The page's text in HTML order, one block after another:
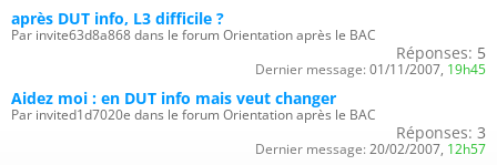
après DUT info, L3 difficile ?
Par invite63d8a868 dans le forum Orientation après le BAC
Réponses: 5
Dernier message: 01/11/2007, 19h45
Aidez moi : en DUT info mais veut changer
Par invited1d7020e dans le forum Orientation après le BAC
Réponses: 3
Dernier message: 20/02/2007, 12h57